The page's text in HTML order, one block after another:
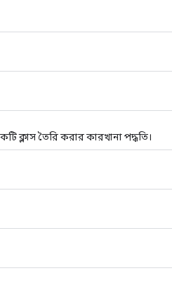
ক্লাস তৈরি করার কারখানা পদ্ধতি।